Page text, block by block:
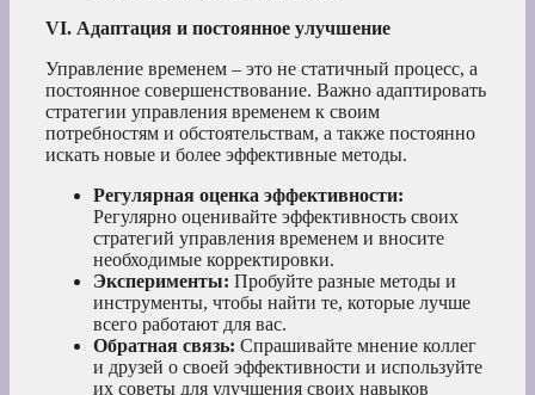
VI. Адаптация и постоянное улучшение
Управление временем – это не статичный процесс, а
постоянное совершенствование. Важно адаптировать
стратегии управления временем к своим
потребностям и обстоятельствам, а также постоянно
искать новые и более эффективные методы.
Регулярная оценка эффективности:
Регулярно оценивайте эффективность своих
стратегий управления временем и вносите
необходимые корректировки.
Эксперименты: Пробуйте разные методы и
инструменты, чтобы найти те, которые лучше
всего работают для вас.
Обратная связь: Спрашивайте мнение коллег
и друзей о своей эффективности и используйте
их советы для улучшения своих навыков